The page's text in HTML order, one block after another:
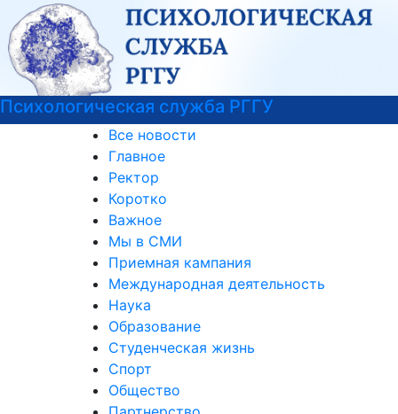
Психологическая служба РГГУ
Все новости
Главное
Ректор
Коротко
Важное
Мы в СМИ
Приемная кампания
Международная деятельность
Наука
Образование
Студенческая жизнь
Спорт
Общество